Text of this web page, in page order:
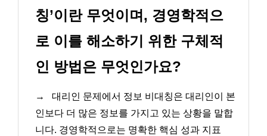
칭’이란 무엇이며, 경영학적으
로 이를 해소하기 위한 구체적
인 방법은 무엇인가요?
→
대리인 문제에서 정보 비대칭은 대리인이 본
인보다 더 많은 정보를 가지고 있는 상황을 말합
니다. 경영학적으로는 명확한 핵심 성과 지표